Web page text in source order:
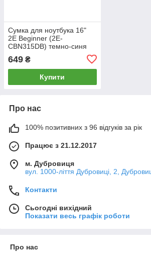
Сумка для ноутбука 16"
2E Beginner (2E-
CBN315DB) темно-синя
649 ₴
Купити
Про нас
100% позитивних з 96 відгуків за рік
Працює з 21.12.2017
м. Дубровиця
вул. 1000-ліття Дубровиці, 2,
Контакти
Сьогодні вихідний
Показати весь графік роботи
Про нас